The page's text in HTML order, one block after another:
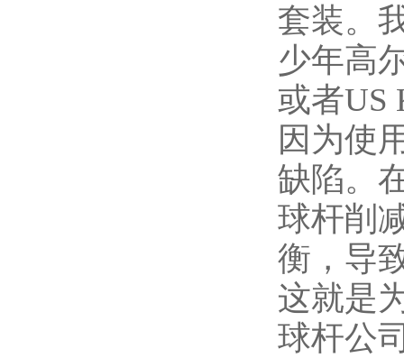
套装。
少年高
或者US
因为使
缺陷。
球杆削
衡，导
这就是
球杆公